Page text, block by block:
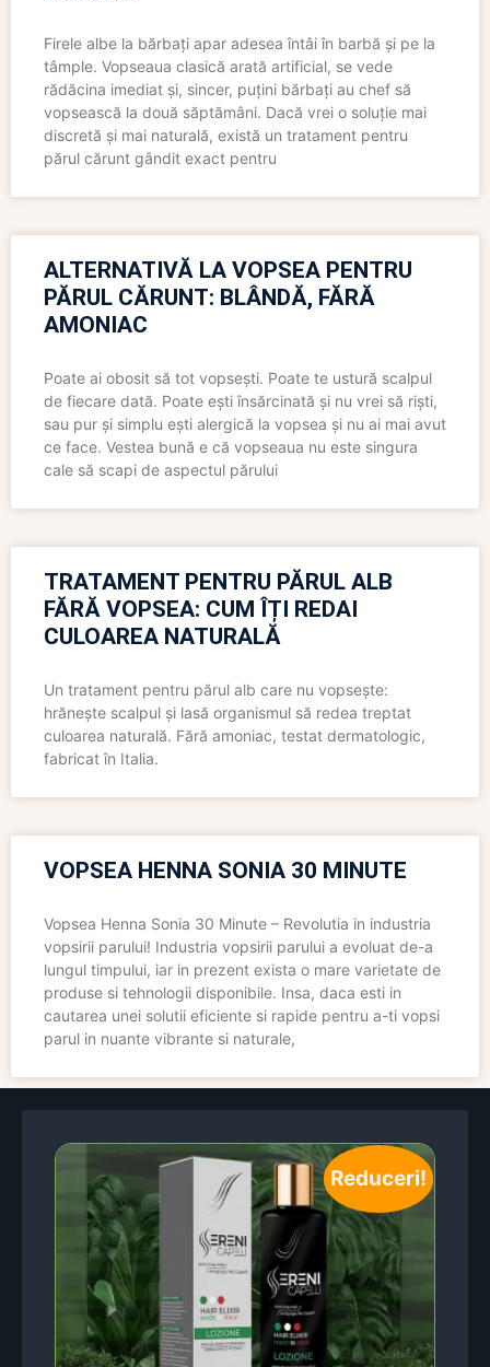
Firele albe la bărbați apar adesea întâi în barbă și pe la
tâmple. Vopseaua clasică arată artificial, se vede
rădăcina imediat și, sincer, puțini bărbați au chef să
vopsească la două săptămâni. Dacă vrei o soluție mai
discretă și mai naturală, există un tratament pentru
părul cărunt gândit exact pentru
ALTERNATIVĂ LA VOPSEA PENTRU
PĂRUL CĂRUNT: BLÂNDĂ, FĂRĂ
AMONIAC
Poate ai obosit să tot vopsești. Poate te ustură scalpul
de fiecare dată. Poate ești însărcinată și nu vrei să riști,
sau pur și simplu ești alergică la vopsea și nu ai mai avut
ce face. Vestea bună e că vopseaua nu este singura
cale să scapi de aspectul părului
TRATAMENT PENTRU PĂRUL ALB
FĂRĂ VOPSEA: CUM ÎȚI REDAI
CULOAREA NATURALĂ
Un tratament pentru părul alb care nu vopsește:
hrănește scalpul și lasă organismul să redea treptat
culoarea naturală. Fără amoniac, testat dermatologic,
fabricat în Italia.
VOPSEA HENNA SONIA 30 MINUTE
Vopsea Henna Sonia 30 Minute – Revolutia in industria
vopsirii parului! Industria vopsirii parului a evoluat de-a
lungul timpului, iar in prezent exista o mare varietate de
produse si tehnologii disponibile. Insa, daca esti in
cautarea unei solutii eficiente si rapide pentru a-ti vopsi
parul in nuante vibrante si naturale,
Reduceri!